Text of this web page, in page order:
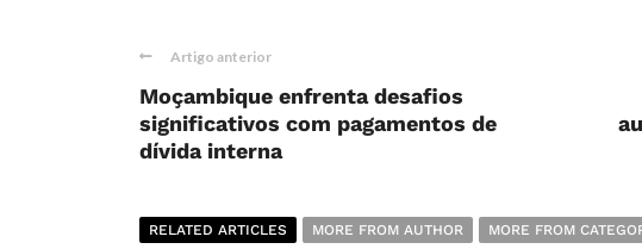
Artigo anterior
Moçambique enfrenta desafios
significativos com pagamentos de
dívida interna
RELATED ARTICLES MORE FROM AUTHOR MORE FROM